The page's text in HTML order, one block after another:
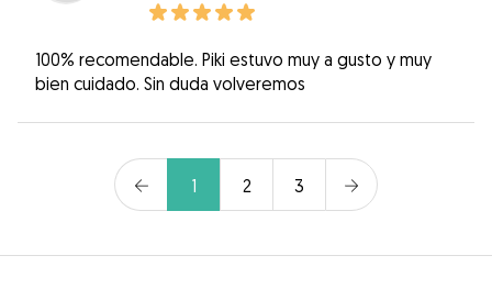
100% recomendable. Piki estuvo muy a gusto y muy
bien cuidado. Sin duda volveremos
1 2 3